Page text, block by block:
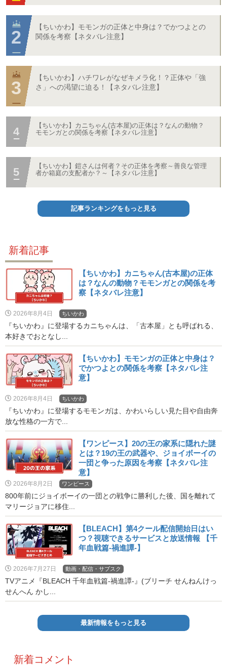
【ちいかわ】モモンガの正体と中身は？でかつよとの
関係を考察【ネタバレ注意】
【ちいかわ】ハチワレがなぜキメラ化！？正体や「強
さ」への渇望に迫る！【ネタバレ注意】
【ちいかわ】カニちゃん(古本屋)の正体は？なんの動物？
モモンガとの関係を考察【ネタバレ注意】
【ちいかわ】鎧さんは何者？その正体を考察～善良な管理
者か箱庭の支配者か？～【ネタバレ注意】
記事ランキングをもっと見る
新着記事
【ちいかわ】カニちゃん(古本屋)の正体
は？なんの動物？モモンガとの関係を考
察【ネタバレ注意】
2026年8月4日 ちいかわ
『ちいかわ』に登場するカニちゃんは、「古本屋」とも呼ばれる、
本好きでおとなし...
【ちいかわ】モモンガの正体と中身は？
でかつよとの関係を考察【ネタバレ注
意】
2026年8月4日 ちいかわ
『ちいかわ』に登場するモモンガは、かわいらしい見た目や自由奔
放な性格の一方で...
【ワンピース】20の王の家系に隠れた謎
とは？19の王の武器や、ジョイボーイの
一団と争った原因を考察【ネタバレ注
意】
2026年8月2日 ワンピース
800年前にジョイボーイの一団との戦争に勝利した後、国を離れて
マリージョアに移住...
【BLEACH】第4クール配信開始日はい
つ？視聴できるサービスと放送情報 【千
年血戦篇-禍進譚-】
2026年7月27日 動画・配信・サブスク
TVアニメ『BLEACH 千年血戦篇-禍進譚-』(ブリーチ せんねんけっ
せんへん かし...
最新情報をもっと見る
新着コメント